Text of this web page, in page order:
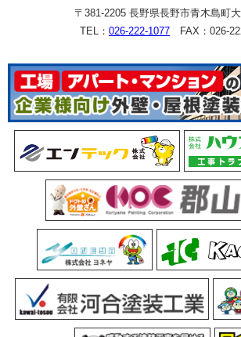
〒381-2205 長野県長野市青木島町
TEL： 026-222-1077 FAX：026-